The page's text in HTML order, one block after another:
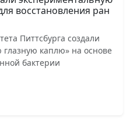
восстановления ран
Питтсбурга создали
каплю» на основе
бактерии